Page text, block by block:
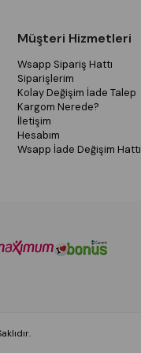
Müşteri Hizmetleri
Wsapp Sipariş Hattı
Siparişlerim
Kolay Değişim İade Talep
Kargom Nerede?
İletişim
Hesabım
Wsapp İade Değişim Hattı